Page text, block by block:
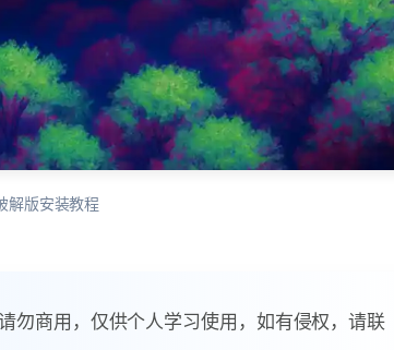
解版安装教程
勿商用，仅供个人学习使用，如有侵权，请联